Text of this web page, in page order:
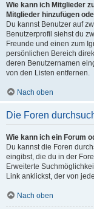
Wie kann ich Mitglieder
Mitglieder hinzufügen
Du kannst Benutzer auf
Benutzerprofil siehst du
Freunde und einen zum
persönlichen Bereich
deren Benutzernamen
von den Listen entfernen.
Nach oben
Die Foren
Wie kann ich ein Forum
Du kannst die Foren
eingibst, die du in der
Erweiterte
Link anklickst, der von
Nach oben